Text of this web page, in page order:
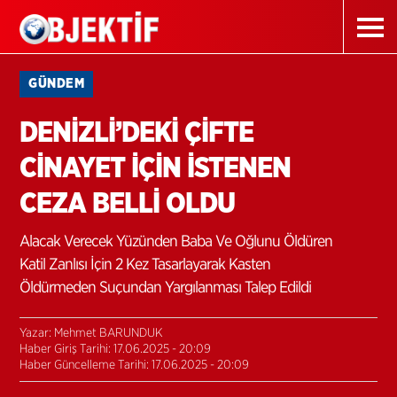
GÜNDEM
DENİZLİ’DEKİ ÇİFTE
CİNAYET İÇİN İSTENEN
CEZA BELLİ OLDU
Alacak Verecek Yüzünden Baba Ve Oğlunu Öldüren
Katil Zanlısı İçin 2 Kez Tasarlayarak Kasten
Öldürmeden Suçundan Yargılanması Talep Edildi
Yazar: Mehmet BARUNDUK
Haber Giriş Tarihi: 17.06.2025 - 20:09
Haber Güncelleme Tarihi: 17.06.2025 - 20:09